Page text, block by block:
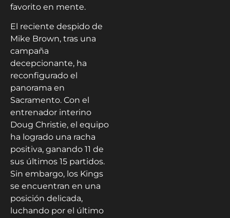
favorito en mente.
El reciente despido de
Mike Brown, tras una
campaña
decepcionante, ha
reconfigurado el
panorama en
Sacramento. Con el
entrenador interino
Doug Christie, el equipo
ha logrado una racha
positiva, ganando 11 de
sus últimos 15 partidos.
Sin embargo, los Kings
se encuentran en una
posición delicada,
luchando por el último